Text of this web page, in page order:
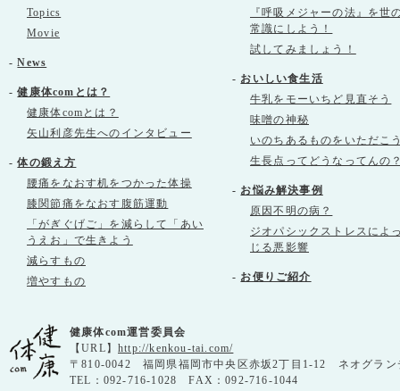
Topics
Movie
-News
-健康体comとは？
健康体comとは？
矢山利彦先生へのインタビュー
-体の鍛え方
腰痛をなおす机をつかった体操
膝関節痛をなおす腹筋運動
「がぎぐげご」を減らして「あい
うえお」で生きよう
減らすもの
増やすもの
『呼吸メジャーの法』を世
常識にしよう！
試してみましょう！
- おいしい食生活
牛乳をモーいちど見直そう
味噌の神秘
いのちあるものをいただこ
生長点ってどうなってんの
- お悩み解決事例
原因不明の病？
ジオパシックストレスによ
じる悪影響
- お便りご紹介
健康体com運営委員会
【URL】 http://kenkou-tai.com/
〒810-0042 福岡県福岡市中央区赤坂2丁目1-12 ネオグラン
TEL：092-716-1028 FAX：092-716-1044